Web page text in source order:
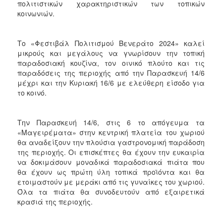
ΑΝΘΕΚΤΙΚΗ
πολιτιστικών χαρακτηριστικών των τοπικών
κοινωνιών.
Το «Φεστιβάλ Πολιτισμού Βενεράτο 2024» καλεί
μικρούς και μεγάλους να γνωρίσουν την τοπική
παραδοσιακή κουζίνα, τον οινικό πλούτο και τις
παραδόσεις της περιοχής από την Παρασκευή 14/6
μέχρι και την Κυριακή 16/6 με ελεύθερη είσοδο για
το κοινό.
Την Παρασκευή 14/6, στις 6 το απόγευμα τα
«Μαγειρέματα» στην κεντρική πλατεία του χωριού
θα αναδείξουν την πλούσια γαστρονομική παράδοση
της περιοχής. Οι επισκέπτες θα έχουν την ευκαιρία
να δοκιμάσουν μοναδικά παραδοσιακά πιάτα που
θα έχουν ως πρώτη ύλη τοπικά προϊόντα και θα
ετοιμαστούν με μεράκι από τις γυναίκες του χωριού.
Όλα τα πιάτα θα συνοδευτούν από εξαιρετικά
κρασιά της περιοχής.